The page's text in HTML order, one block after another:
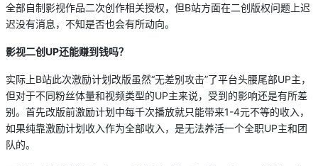
全部自制影视作品二次创作相关授权，但B站方面在二创版权问题上迟
迟没有消息，不知是否也会有所动向。
影视二创UP还能赚到钱吗？
实际上B站此次激励计划改版虽然“无差别攻击”了平台头腰尾部UP主，
但对于不同粉丝体量和视频类型的UP主来说，受到的影响还是有所差
别。首先改版前激励计划中每千次播放就只能带来1-4元不等的收入，
如果纯靠激励计划收入作为全部收入，是无法养活一个全职UP主和团
队的。